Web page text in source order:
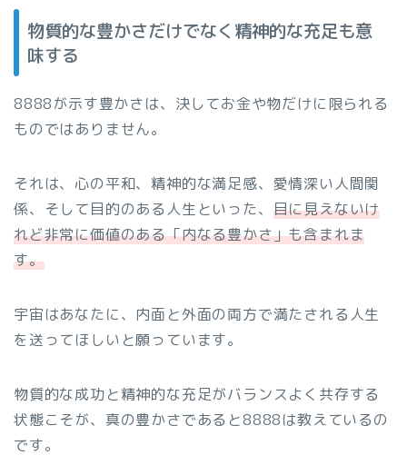
物質的な豊かさだけでなく精神的な充足も意
味する
8888が示す豊かさは、決してお金や物だけに限られる
ものではありません。
それは、心の平和、精神的な満足感、愛情深い人間関
係、そして目的のある人生といった、 目に見えないけ
れど非常に価値のある「内なる豊かさ」も含まれま
す。
宇宙はあなたに、内面と外面の両方で満たされる人生
を送ってほしいと願っています。
物質的な成功と精神的な充足がバランスよく共存する
状態こそが、真の豊かさであると8888は教えているの
です。